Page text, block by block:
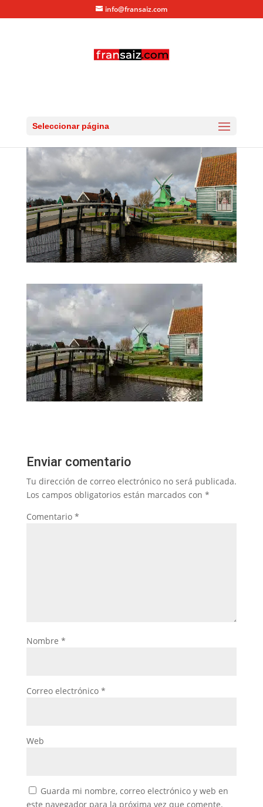
info@fransaiz.com
Seleccionar página
Enviar comentario
Tu dirección de correo electrónico no será publicada.
Los campos obligatorios están marcados con *
Comentario *
Nombre *
Correo electrónico *
Web
Guarda mi nombre, correo electrónico y web en
este navegador para la próxima vez que comente.